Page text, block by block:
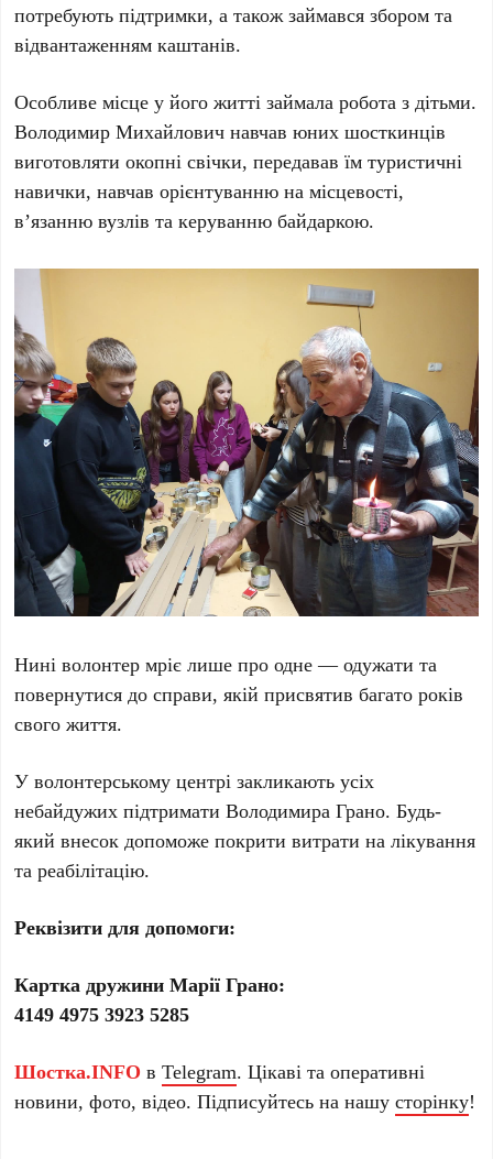
потребують підтримки, а також займався збором та
відвантаженням каштанів.
Особливе місце у його житті займала робота з дітьми.
Володимир Михайлович навчав юних шосткинців
виготовляти окопні свічки, передавав їм туристичні
навички, навчав орієнтуванню на місцевості,
в’язанню вузлів та керуванню байдаркою.
Нині волонтер мріє лише про одне — одужати та
повернутися до справи, якій присвятив багато років
свого життя.
У волонтерському центрі закликають усіх
небайдужих підтримати Володимира Грано. Будь-
який внесок допоможе покрити витрати на лікування
та реабілітацію.
Реквізити для допомоги:
Картка дружини Марії Грано:
4149 4975 3923 5285
Шостка.INFO вTelegram. Цікаві та оперативні
новини, фото, відео. Підписуйтесь на нашусторінку!